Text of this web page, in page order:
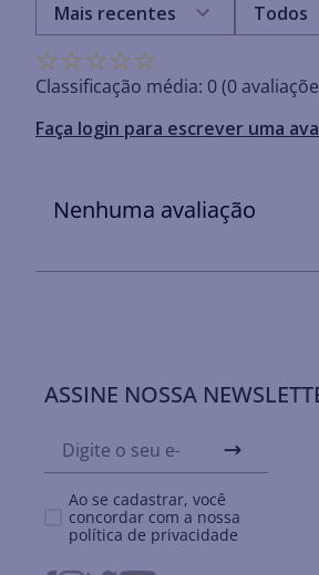
☆☆☆☆☆
Classificação média: 0(0
Faça login para escrever uma
Mais recentes Todos
Nenhuma avaliação
ASSINE NOSSA
Ao se cadastrar, você
concordar com a nossa
política de privacidade